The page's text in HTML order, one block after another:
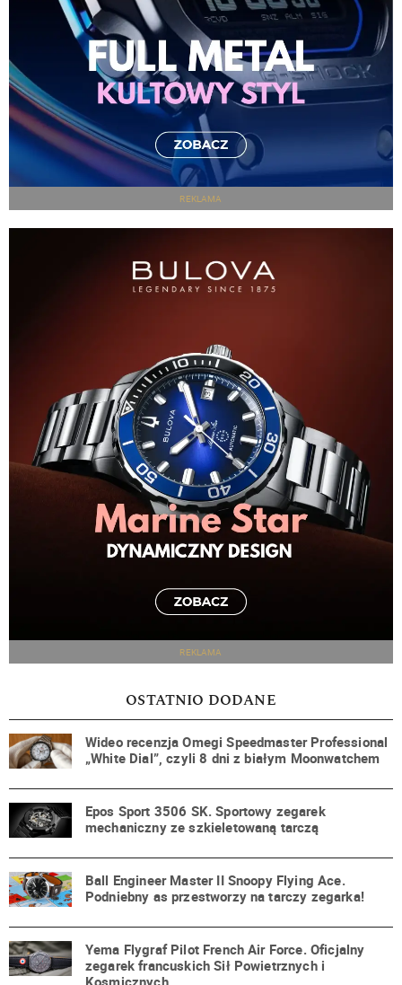
REKLAMA
REKLAMA
OSTATNIO DODANE
Wideo recenzja Omegi Speedmaster Professional
„White Dial”, czyli 8 dni z białym Moonwatchem
Epos Sport 3506 SK. Sportowy zegarek
mechaniczny ze szkieletowaną tarczą
Ball Engineer Master II Snoopy Flying Ace.
Podniebny as przestworzy na tarczy zegarka!
Yema Flygraf Pilot French Air Force. Oficjalny
zegarek francuskich Sił Powietrznych i
Kosmicznych